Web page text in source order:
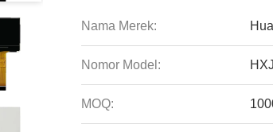
Nama Merek:
Nomor Model:
MOQ: